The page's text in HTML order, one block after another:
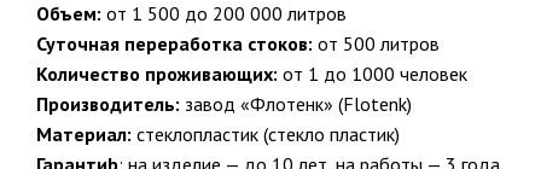
Закажите бесплатный расчет и
консультацию от эксперта сейчас!
Объем: от 1 500 до 200 000 литров
Суточная переработка стоков: от 500 литров
Количество проживающих: от 1 до 1000 человек
Производитель: завод «Флотенк» (Flotenk)
Материал: стеклопластик (стекло пластик)